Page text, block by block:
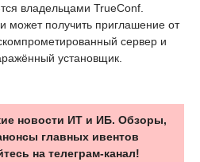
владельцами TrueConf.
может получить приглашение от
сервер и
установщик.
новости ИТ и ИБ. Обзоры,
главных ивентов
на телеграм-канал!